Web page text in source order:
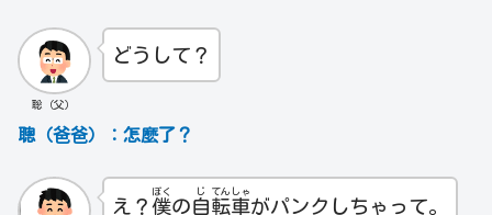
聡（父）
どうして？
聰（爸爸）：怎麼了？
え？ 僕
ぼく
の自
じ
転
てん
車
しゃ
がパンクしちゃって。